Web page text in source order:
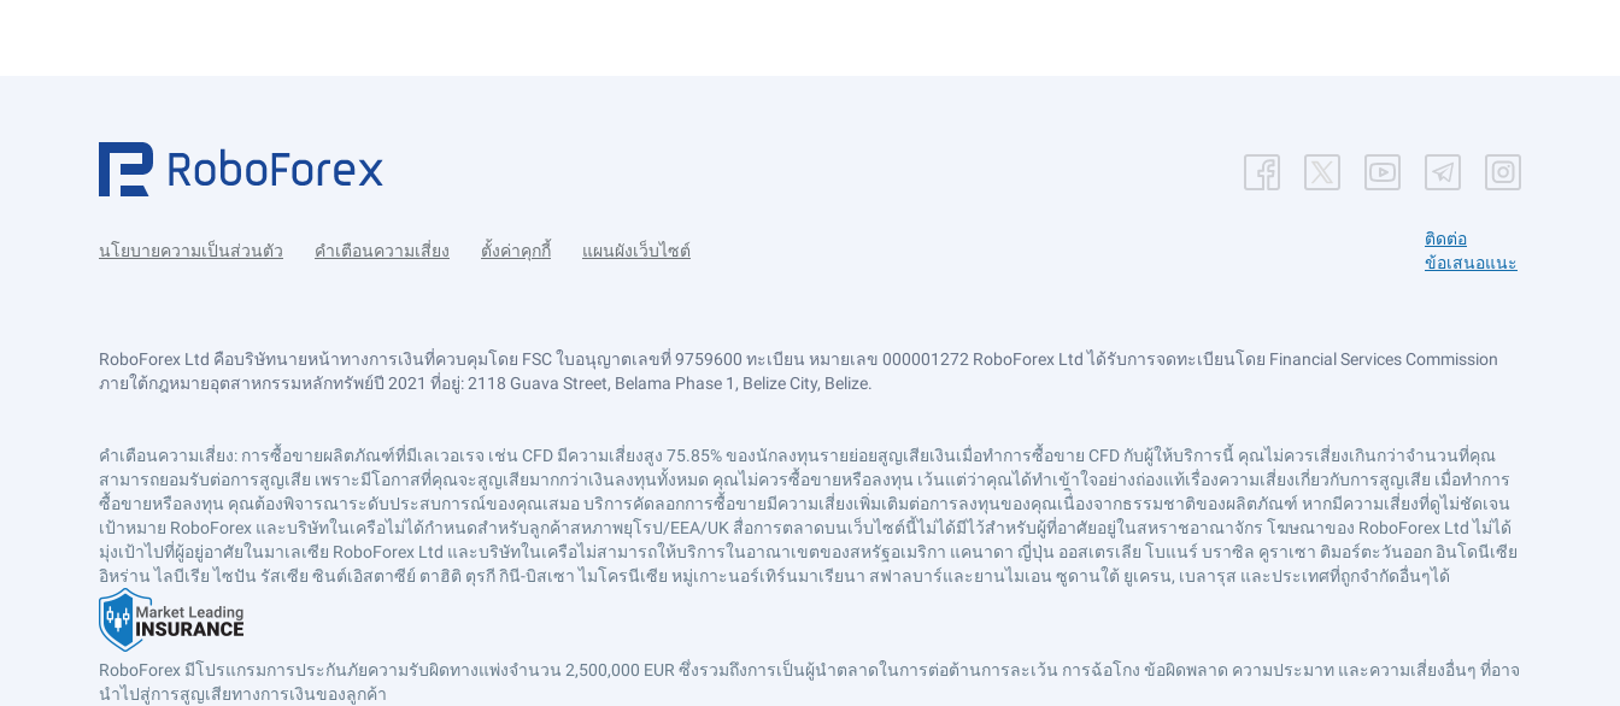
นโยบายความเป็นส่วนตัว คำเตือนความเสี่ยง ตั้งค่าคุกกี้ แผนผังเว็บไซต์
ติดต่อ
ข้อเสนอแนะ
RoboForex Ltd คือบริษัทนายหน้าทางการเงินที่ควบคุมโดย FSC ใบอนุญาตเลขที่ 9759600 ทะเบียน หมายเลข 000001272 RoboForex Ltd ได้รับการจดทะเบียนโดย Financial Services Commission
ภายใต้กฎหมายอุตสาหกรรมหลักทรัพย์ปี 2021 ที่อยู่: 2118 Guava Street, Belama Phase 1, Belize City, Belize.
คำเตือนความเสี่ยง: การซื้อขายผลิตภัณฑ์ที่มีเลเวอเรจ เช่น CFD มีความเสี่ยงสูง 75.85% ของนักลงทุนรายย่อยสูญเสียเงินเมื่อทำการซื้อขาย CFD กับผู้ให้บริการนี้ คุณไม่ควรเสี่ยงเกินกว่าจำนวนที่คุณ
สามารถยอมรับต่อการสูญเสีย เพราะมีโอกาสที่คุณจะสูญเสียมากกว่าเงินลงทุนทั้งหมด คุณไม่ควรซื้อขายหรือลงทุน เว้นแต่ว่าคุณได้ทำเข้าใจอย่างถ่องแท้เรื่องความเสี่ยงเกี่ยวกับการสูญเสีย เมื่อทำการ
ซื้อขายหรือลงทุน คุณต้องพิจารณาระดับประสบการณ์ของคุณเสมอ บริการคัดลอกการซื้อขายมีความเสี่ยงเพิ่มเติมต่อการลงทุนของคุณเนื่ิองจากธรรมชาติของผลิตภัณฑ์ หากมีความเสี่ยงที่ดูไม่ชัดเจน
เป้าหมาย RoboForex และบริษัทในเครือไม่ได้กำหนดสำหรับลูกค้าสหภาพยุโรป/EEA/UK สื่อการตลาดบนเว็บไซต์นี้ไม่ได้มีไว้สำหรับผู้ที่อาศัยอยู่ในสหราชอาณาจักร โฆษณาของ RoboForex Ltd ไม่ได้
มุ่งเป้าไปที่ผู้อยู่อาศัยในมาเลเซีย RoboForex Ltd และบริษัทในเครือไม่สามารถให้บริการในอาณาเขตของสหรัฐอเมริกา แคนาดา ญี่ปุ่น ออสเตรเลีย โบแนร์ บราซิล คูราเซา ติมอร์ตะวันออก อินโดนีเซีย
อิหร่าน ไลบีเรีย ไซปัน รัสเซีย ซินต์เอิสตาซีย์ ตาฮิติ ตุรกี กินี-บิสเซา ไมโครนีเซีย หมู่เกาะนอร์เทิร์นมาเรียนา สฟาลบาร์และยานไมเอน ซูดานใต้ ยูเครน, เบลารุส และประเทศที่ถูกจำกัดอื่นๆได้
RoboForex มีโปรแกรมการประกันภัยความรับผิดทางแพ่งจำนวน 2,500,000 EUR ซึ่งรวมถึงการเป็นผู้นำตลาดในการต่อต้านการละเว้น การฉ้อโกง ข้อผิดพลาด ความประมาท และความเสี่ยงอื่นๆ ที่อาจ
นำไปสู่การสูญเสียทางการเงินของลูกค้า